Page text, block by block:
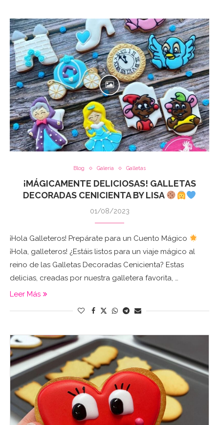
Blog Galeria Galletas
¡MÁGICAMENTE DELICIOSAS! GALLETAS
DECORADAS CENICIENTA BY LISA
01/08/2023
¡Hola Galleteros! Prepárate para un Cuento Mágico
¡Hola, galleteros! ¿Estáis listos para un viaje mágico al
reino de las Galletas Decoradas Cenicienta? Estas
delicias, creadas por nuestra galletera favorita, …
Leer Más